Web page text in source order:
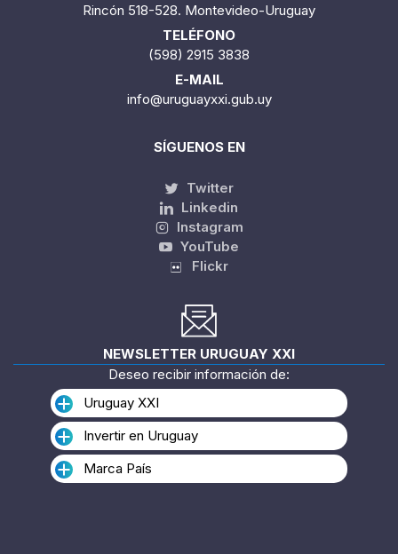
Rincón 518-528. Montevideo-Uruguay
TELÉFONO
(598) 2915 3838
E-MAIL
info@uruguayxxi.gub.uy
SÍGUENOS EN
Twitter
Linkedin
Instagram
YouTube
Flickr
NEWSLETTER URUGUAY XXI
Deseo recibir información de:
Uruguay XXI
Invertir en Uruguay
Marca País